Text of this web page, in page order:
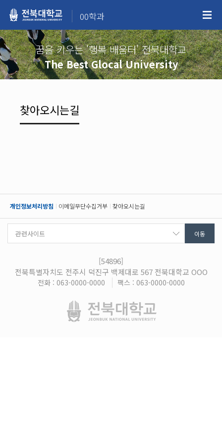
00학과
꿈을 키우는 '행복 배움터' 전북대학교
The Best Glocal University
찾아오시는길
개인정보처리방침 이메일무단수집거부 찾아오시는길
[54896]
전북특별자치도 전주시 덕진구 백제대로 567 전북대학교 OOO
전화 : 063-0000-0000 팩스 : 063-0000-0000